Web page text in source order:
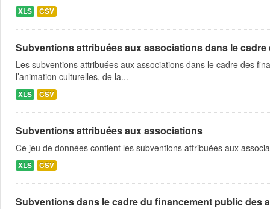
XLS CSV
Subventions attribuées aux associations dans le
Les subventions attribuées aux associations dans le cadre des
l’animation culturelles, de la...
XLS CSV
Subventions attribuées aux associations
Ce jeu de données contient les subventions attribuées aux
XLS CSV
Subventions dans le cadre du financement public des